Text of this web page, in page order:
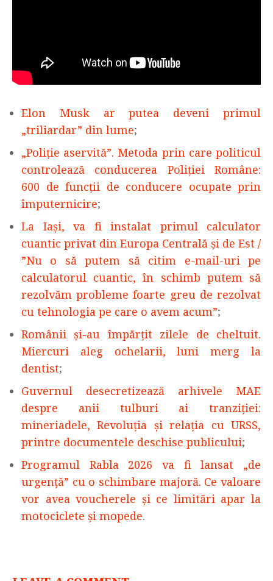
Elon Musk ar putea deveni primul
„triliardar” din lume;
„Poliție aservită”. Metoda prin care politicul
controlează conducerea Poliției Române:
600 de funcții de conducere ocupate prin
împuternicire;
La Iași, va fi instalat primul calculator
cuantic privat din Europa Centrală și de Est /
”Nu o să putem să citim e-mail-uri pe
calculatorul cuantic, în schimb putem să
rezolvăm probleme foarte greu de rezolvat
cu tehnologia pe care o avem acum”;
Românii și-au împărțit zilele de cheltuit.
Miercuri aleg ochelarii, luni merg la
dentist;
Guvernul desecretizează arhivele MAE
despre anii tulburi ai tranziției:
mineriadele, Revoluția și relația cu URSS,
printre documentele deschise publicului;
Programul Rabla 2026 va fi lansat „de
urgență” cu o schimbare majoră. Ce valoare
vor avea voucherele și ce limitări apar la
motociclete și mopede.